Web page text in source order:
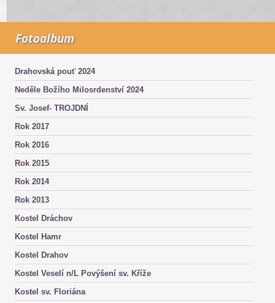
Fotoalbum
Drahovská pouť 2024
Neděle Božího Milosrdenství 2024
Sv. Josef- TROJDNÍ
Rok 2017
Rok 2016
Rok 2015
Rok 2014
Rok 2013
Kostel Dráchov
Kostel Hamr
Kostel Drahov
Kostel Veselí n/L Povýšení sv. Kříže
Kostel sv. Floriána